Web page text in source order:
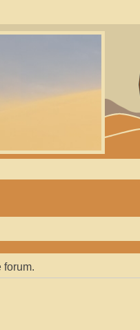
forum.